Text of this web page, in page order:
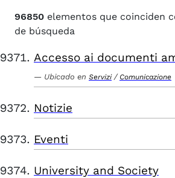
96850 elementos que coinciden
de búsqueda
Accesso ai documenti
Ubicado en Servizi / Comunicazione
Notizie
Eventi
University and Society